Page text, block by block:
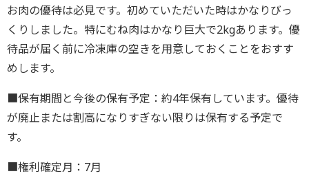
お肉の優待は必見です。初めていただいた時はかなりびっ
くりしました。特にむね肉はかなり巨大で2kgあります。優
待品が届く前に冷凍庫の空きを用意しておくことをおすす
めします。
■保有期間と今後の保有予定：約4年保有しています。優待
が廃止または割高になりすぎない限りは保有する予定で
す。
■権利確定月：7月